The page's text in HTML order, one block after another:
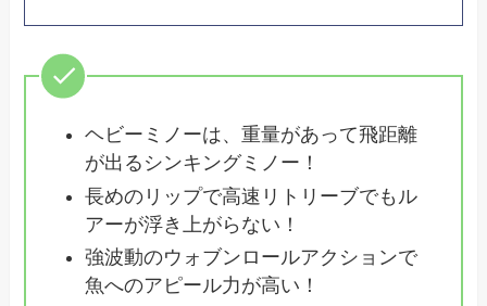
ヘビーミノーは、重量があって飛距離
が出るシンキングミノー！
長めのリップで高速リトリーブでもル
アーが浮き上がらない！
強波動のウォブンロールアクションで
魚へのアピール力が高い！